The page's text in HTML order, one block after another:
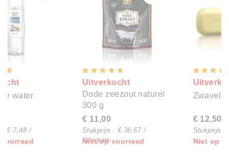
Dode zeezout naturel
Stukprijs : € 36,67 /
Kilogram
Niet op voorraad
Zwavelzeep
Stukprijs : € 10,87 / Ons
Niet op voorraad